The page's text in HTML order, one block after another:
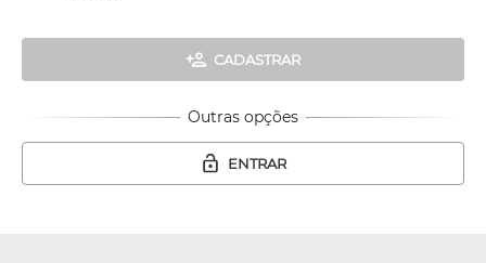
CADASTRAR
Outras opções
ENTRAR